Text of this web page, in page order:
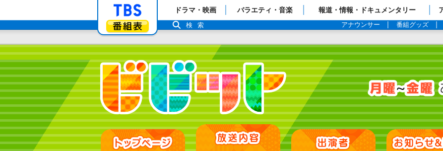
「TBSテレビ」トップページ
番組表
ドラマ・映画 バラエティ・音楽 報道・情報・ドキュメンタリー
アナウンサー 番組グッズ
検索